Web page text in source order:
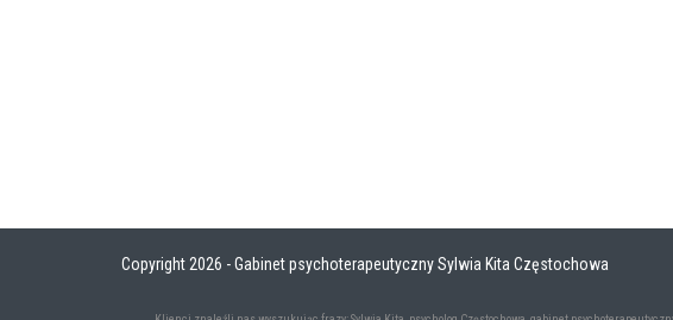
Copyright 2026 - Gabinet psychoterapeutyczny Sylwia Kita Częstochowa